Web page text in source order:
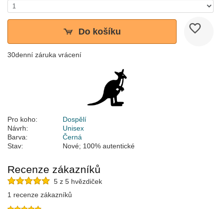
Do košíku
30denní záruka vrácení
Pro koho:
Dospělí
Návrh:
Unisex
Barva:
Černá
Stav:
Nové; 100% autentické
Recenze zákazníků
5 z 5 hvězdiček
1 recenze zákazníků